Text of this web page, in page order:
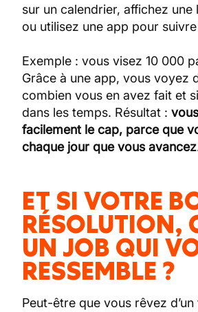
sur un calendrier, affichez une
ou utilisez une app pour
Exemple : vous visez 10 000
Grâce à une app, vous voyez
combien vous en avez fait et
dans les temps. Résultat :
facilement le cap, parce que
chaque jour que vous avancez
ET SI VOTRE
RÉSOLUTION,
UN JOB QUI
RESSEMBLE ?
Peut-être que vous rêvez